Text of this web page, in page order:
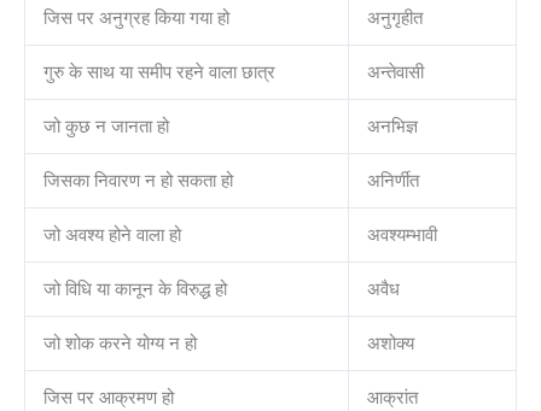
जिस पर अनुग्रह किया गया हो अनुगृहीत
गुरु के साथ या समीप रहने वाला छात्र अन्तेवासी
जो कुछ न जानता हो अनभिज्ञ
जिसका निवारण न हो सकता हो अनिर्णीत
जो अवश्य होने वाला हो अवश्यम्भावी
जो विधि या कानून के विरुद्ध हो अवैध
जो शोक करने योग्य न हो अशोक्य
जिस पर आक्रमण हो आक्रांत